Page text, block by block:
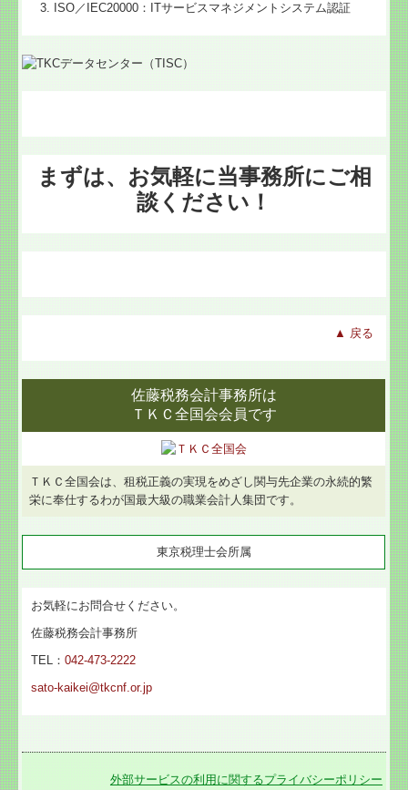
佐藤税務会計事務所は
ＴＫＣ全国会会員です
ＴＫＣ全国会は、租税正義の実現をめざし関与先企業の永続的繁
栄に奉仕するわが国最大級の職業会計人集団です。
東京税理士会所属
お気軽にお問合せください。
佐藤税務会計事務所
TEL：042-473-2222
sato-kaikei@tkcnf.or.jp
ISO／IEC20000：ITサービスマネジメントシステム認証
まずは、お気軽に当事務所にご相
談ください！
▲ 戻る
外部サービスの利用に関するプライバシーポリシー